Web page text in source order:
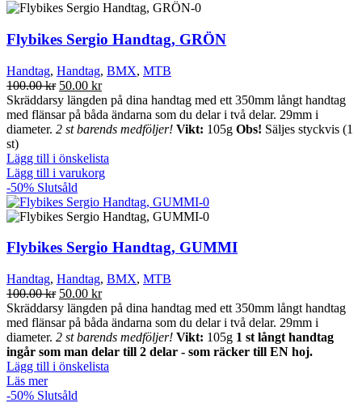
Flybikes Sergio Handtag, GRÖN
Handtag, Handtag, BMX, MTB
100.00kr Det
ursprungliga
priset
var:
50.00 krDet
nuvarande
priset
är:
Skräddarsy längden på dina handtag med ett 350mm långt handtag
med flänsar på båda ändarna som du delar i två delar. 29mm i
diameter. 2 st barends medföljer! Vikt: 105g Obs! Säljes styckvis (1
st)
Lägg till i önskelista
Lägg till i varukorg
-50% Slutsåld
Flybikes Sergio Handtag, GUMMI
Handtag, Handtag, BMX, MTB
100.00kr Det
ursprungliga
priset
var:
100.00 kr.
50.00 krDet
nuvarande
priset
är:
50.00 kr.
Skräddarsy längden på dina handtag med ett 350mm långt handtag
med flänsar på båda ändarna som du delar i två delar. 29mm i
diameter. 2 st barends medföljer! Vikt: 105g 1 st långt handtag
ingår som man delar till 2 delar - som räcker till EN hoj.
Lägg till i önskelista
Läs mer
-50% Slutsåld